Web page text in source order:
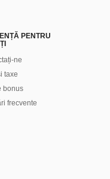
PENTRU
ne
taxe
bonus
frecvente